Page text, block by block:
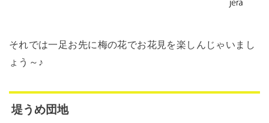
それでは一足お先に梅の花でお花見を楽しんじゃいまし
ょう～♪
堤うめ団地